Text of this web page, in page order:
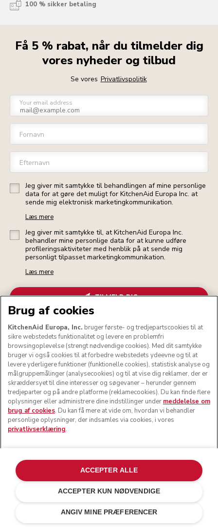
kr 517,50 kr 690,00
Besparelserkr 172,50
100 % sikker betaling
Få 5 % rabat, når du tilmelder dig
vores nyheder og tilbud
Se vores Privatlivspolitik
Your email address
Fornavn
Efternavn
Jeg giver mit samtykke til behandlingen af mine personlige
data for at gøre det muligt for KitchenAid Europa Inc. at
sende mig elektronisk marketingkommunikation.
Læs mere
Jeg giver mit samtykke til, at KitchenAid Europa Inc.
behandler mine personlige data for at kunne udføre
profileringsaktiviteter med henblik på at sende mig
personligt tilpasset marketingkommunikation.
Læs mere
TILMELD DIG
Få den bedste oplevelse
Hav ro i sindet, når du registrerer dine køkkenapparater.
Du får meddelelser om produktsupport, hvis du har brug
for dem, samt en gratis digital vejledning til udvalgte
produkter, så du kan komme i gang.
REGISTRER DIT PRODUKT
Health check
Kundesupport
Spor din ordre
Garanti og dokumenter
Ofte stillede spørgsmål
Vilkår og betingelser
Forsendelse og levering
Returnering og refusion
Imprint
Mærket
Vores historie
Find en butik
SUPPORT
VILKÅR FOR E-BUTIK
Brug af cookies
KitchenAid Europa, Inc. bruger første- og tredjepartscookies til at
sikre webstedets funktionalitet og levere en problemfri
browsingoplevelse (strengt nødvendige cookies). Med dit samtykke
bruger vi også cookies til at forbedre webstedets ydeevne og til at
levere yderligere funktioner (funktionelle cookies), statistisk analyse og
målgruppemålinger (analysecookies) og til at vise dig reklamer, der er
skræddersyet til dine interesser og søgevaner – herunder gennem
tredjeparter og på andre platforme (reklamecookies). Du kan finde flere
oplysninger eller administrere dine indstillinger under meddelelse om
brug af cookies. Du kan få mere at vide om, hvordan vi behandler
personlige oplysninger, der indsamles via cookies, i vores
privatlivserklæring.
ANGIV MINE PRÆFERENCER
ACCEPTER KUN NØDVENDIGE
ACCEPTER ALLE